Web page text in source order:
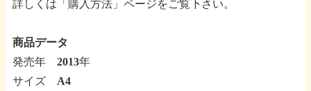
詳しくは「購入方法」ページをご覧下さい。
商品データ
発売年 2013年
サイズ A4